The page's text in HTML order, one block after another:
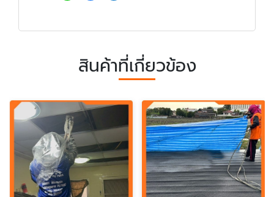
สินค้าที่เกี่ยวข้อง